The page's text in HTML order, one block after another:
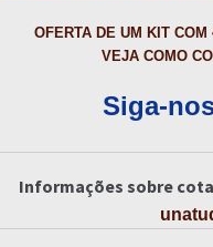
OFERTA DE UM KIT
VEJA COMO
Siga-
Informações sobre